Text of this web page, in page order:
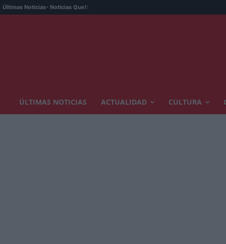
Últimas Noticias- Noticias Que!:
ÚLTIMAS NOTICIAS ACTUALIDAD CULTURA